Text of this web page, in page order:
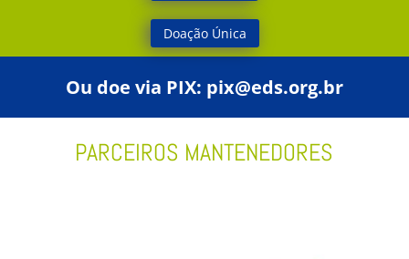
Doação Única
Ou doe via PIX: pix@eds.org.br
PARCEIROS MANTENEDORES